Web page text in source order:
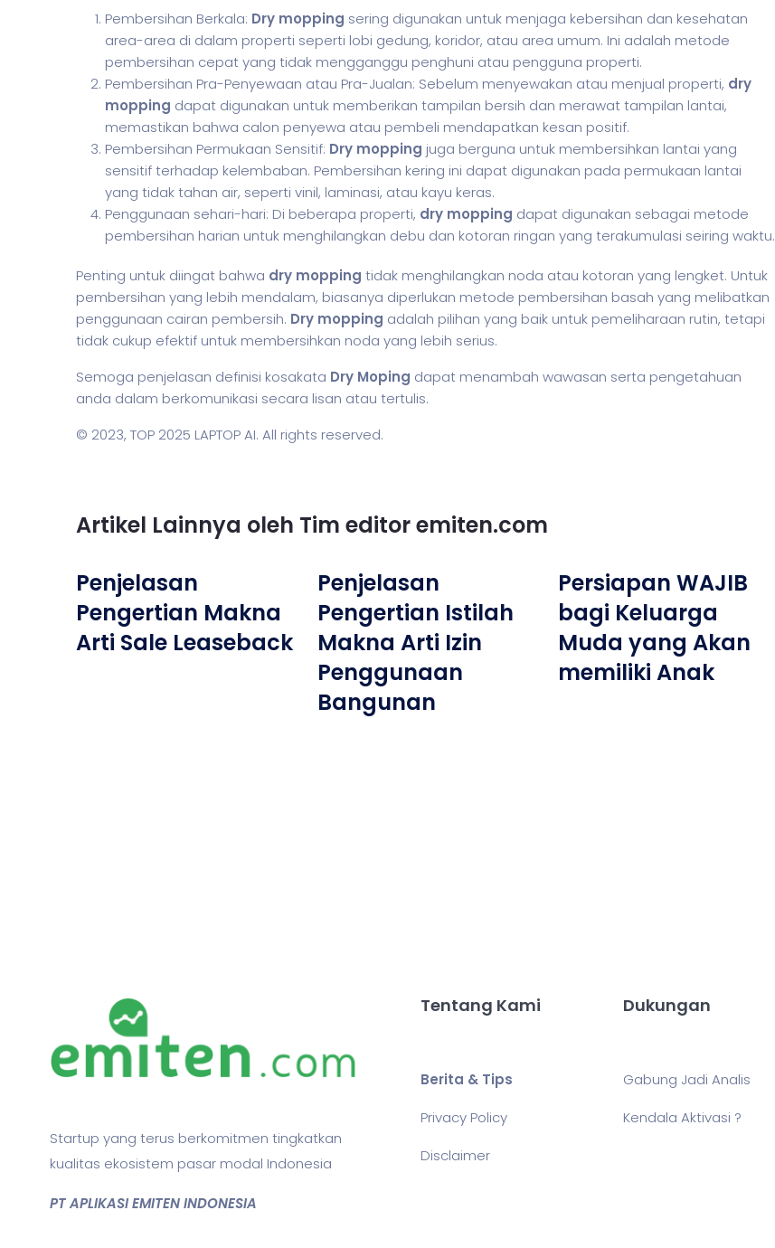
Pembersihan Berkala: Dry mopping sering digunakan untuk menjaga kebersihan dan kesehatan
area-area di dalam properti seperti lobi gedung, koridor, atau area umum. Ini adalah metode
pembersihan cepat yang tidak mengganggu penghuni atau pengguna properti.
Pembersihan Pra-Penyewaan atau Pra-Jualan: Sebelum menyewakan atau menjual properti, dry
mopping dapat digunakan untuk memberikan tampilan bersih dan merawat tampilan lantai,
memastikan bahwa calon penyewa atau pembeli mendapatkan kesan positif.
Pembersihan Permukaan Sensitif: Dry mopping juga berguna untuk membersihkan lantai yang
sensitif terhadap kelembaban. Pembersihan kering ini dapat digunakan pada permukaan lantai
yang tidak tahan air, seperti vinil, laminasi, atau kayu keras.
Penggunaan sehari-hari: Di beberapa properti, dry mopping dapat digunakan sebagai metode
pembersihan harian untuk menghilangkan debu dan kotoran ringan yang terakumulasi seiring waktu.
Penting untuk diingat bahwa dry mopping tidak menghilangkan noda atau kotoran yang lengket. Untuk
pembersihan yang lebih mendalam, biasanya diperlukan metode pembersihan basah yang melibatkan
penggunaan cairan pembersih. Dry mopping adalah pilihan yang baik untuk pemeliharaan rutin, tetapi
tidak cukup efektif untuk membersihkan noda yang lebih serius.
Semoga penjelasan definisi kosakata Dry Moping dapat menambah wawasan serta pengetahuan
anda dalam berkomunikasi secara lisan atau tertulis.
© 2023, TOP 2025 LAPTOP AI. All rights reserved.
Artikel Lainnya oleh Tim editor emiten.com
Penjelasan
Pengertian Makna
Arti Sale Leaseback
Penjelasan
Pengertian Istilah
Makna Arti Izin
Penggunaan
Bangunan
Persiapan WAJIB
bagi Keluarga
Muda yang Akan
memiliki Anak
Startup yang terus berkomitmen tingkatkan
kualitas ekosistem pasar modal Indonesia
PT APLIKASI EMITEN INDONESIA
Tentang Kami
Berita & Tips
Privacy Policy
Disclaimer
Dukungan
Gabung Jadi Analis
Kendala Aktivasi ?